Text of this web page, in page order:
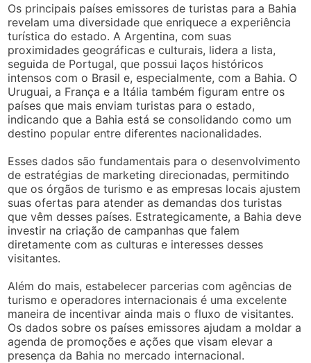
Os principais países emissores de turistas para a Bahia
revelam uma diversidade que enriquece a experiência
turística do estado. A Argentina, com suas
proximidades geográficas e culturais, lidera a lista,
seguida de Portugal, que possui laços históricos
intensos com o Brasil e, especialmente, com a Bahia. O
Uruguai, a França e a Itália também figuram entre os
países que mais enviam turistas para o estado,
indicando que a Bahia está se consolidando como um
destino popular entre diferentes nacionalidades.
Esses dados são fundamentais para o desenvolvimento
de estratégias de marketing direcionadas, permitindo
que os órgãos de turismo e as empresas locais ajustem
suas ofertas para atender as demandas dos turistas
que vêm desses países. Estrategicamente, a Bahia deve
investir na criação de campanhas que falem
diretamente com as culturas e interesses desses
visitantes.
Além do mais, estabelecer parcerias com agências de
turismo e operadores internacionais é uma excelente
maneira de incentivar ainda mais o fluxo de visitantes.
Os dados sobre os países emissores ajudam a moldar a
agenda de promoções e ações que visam elevar a
presença da Bahia no mercado internacional.